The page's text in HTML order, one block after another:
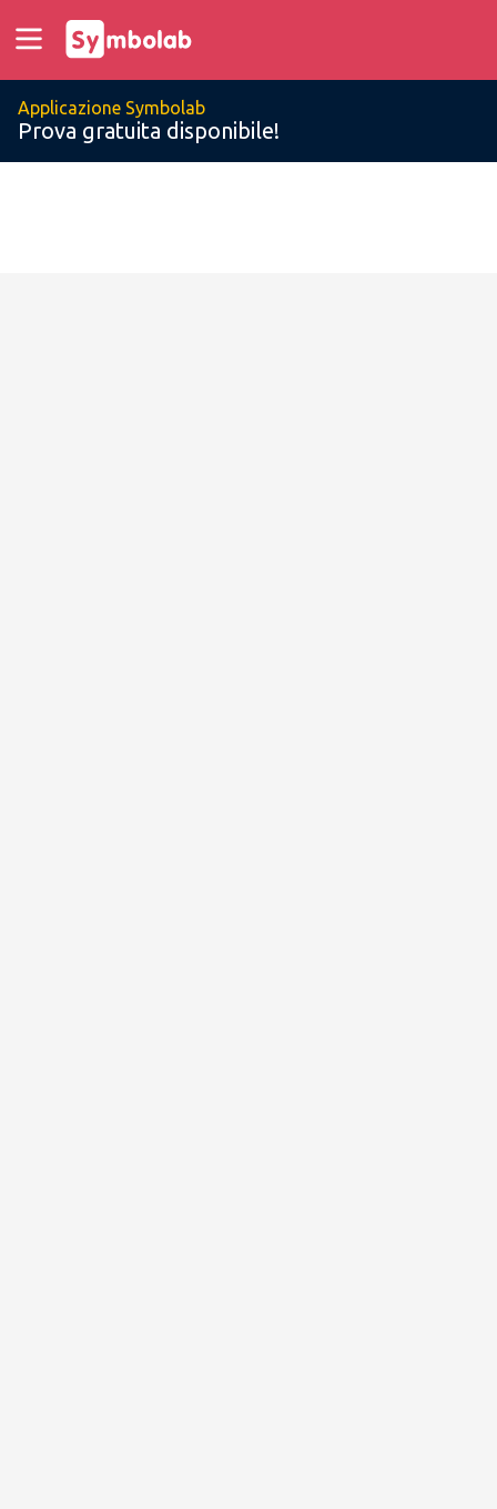
Applicazione Symbolab
Prova gratuita disponibile!